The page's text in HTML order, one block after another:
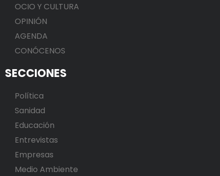
OCIO Y CULTURA
OPINIÓN
AGENDA
CONÓCENOS
SECCIONES
Política
Sanidad
Educación
Entrevistas
Empresas
Medio Ambiente